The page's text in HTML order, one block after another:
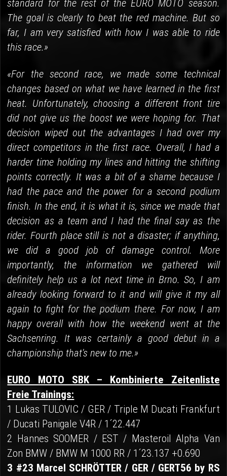
standard for the rest of the EURO MOTO season.
The goal is clearly to beat the red machine. But so
far, I am very satisfied with how I was able to ride
this race.»
«For the second race, we made some technical
changes based on what we have learned in the first
heat. Unfortunately, choosing a different front tire
did not give us the boost we were hoping for. That
decision wiped out the advantages I had over my
direct competitors in the first race. Overall, I had a
harder time holding my lines and hitting the shifting
points correctly. It was a bit of a shame because I
had the pace and the power for a second podium
finish. In the end, it is what it is, since we made that
decision as a team and I had the final say as the
rider. Fourth place still is not a disaster; if anything,
we did a good job of damage control. More
importantly, the information we gathered will
definitely help us a lot next time in Brno. So, I am
already looking forward to it and will give it my all
again to fight for the podium there. For now, I am
happy overall with how the weekend went at the
Sachsenring. It was certainly a good debut in a
championship that's new to me.»
EURO MOTO SBK – Kombinierte Zeitenliste
Freie Trainings:
1 Lukas TULOVIC / GER / Triple M Ducati Frankfurt
/ Ducati Panigale V4R / 1´22.447
2 Hannes SOOMER / EST / Masteroil Alpha Van
Zon BMW / BMW M 1000 RR / 1´23.137 +0.690
3 #23 Marcel SCHRÖTTER / GER / GERT56 by RS